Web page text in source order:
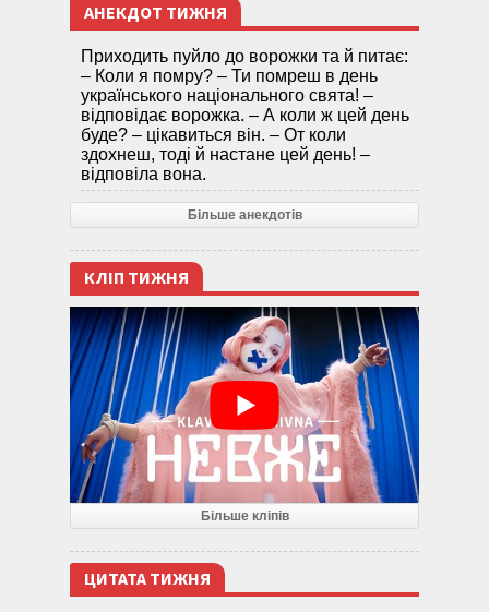
АНЕКДОТ ТИЖНЯ
Приходить пуйло до ворожки та й питає:
– Коли я помру? – Ти помреш в день
українського національного свята! –
відповідає ворожка. – А коли ж цей день
буде? – цікавиться він. – От коли
здохнеш, тоді й настане цей день! –
відповіла вона.
Більше анекдотів
КЛІП ТИЖНЯ
Більше кліпів
ЦИТАТА ТИЖНЯ